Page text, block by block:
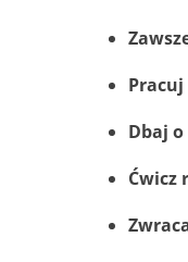
Dbaj
Ćwicz